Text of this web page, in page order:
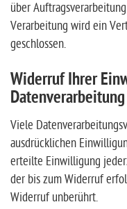
über
Verarbeitung wird ein
geschlossen.
Widerruf Ihrer
Datenverarbeitung
Viele
ausdrücklichen
erteilte Einwilligung
der bis zum Widerruf
Widerruf unberührt.